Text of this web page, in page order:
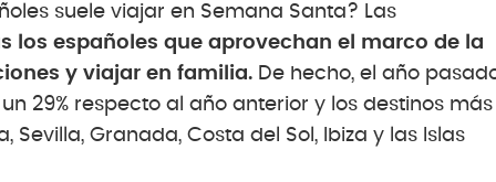
suele viajar en Semana Santa? Las
los españoles que aprovechan el marco de la
y viajar en familia. De hecho, el año
29% respecto al año anterior y los destinos más
Granada, Costa del Sol, Ibiza y las Islas